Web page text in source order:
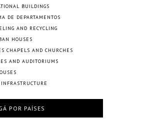
BUILDINGS
DE DEPARTAMENTOS
AND RECYCLING
HOUSES
CHAPELS AND CHURCHES
AND AUDITORIUMS
POR PAÍSES